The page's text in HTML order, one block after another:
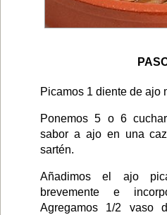
Picamos 1 diente de ajo
Ponemos 5 o 6
sabor a ajo en una
sartén.
Añadimos el ajo
brevemente e
Agregamos 1/2 vaso